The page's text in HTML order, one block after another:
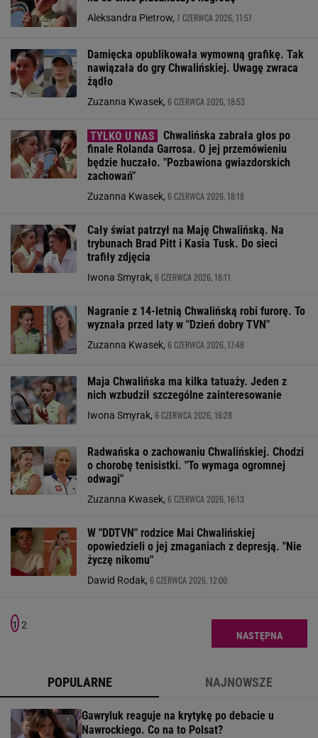
Aleksandra Pietrow, 7 CZERWCA 2026, 11:57
Damięcka opublikowała wymowną grafikę. Tak
nawiązała do gry Chwalińskiej. Uwagę zwraca
żądło
Zuzanna Kwasek, 6 CZERWCA 2026, 18:53
Chwalińska zabrała głos po
finale Rolanda Garrosa. O jej przemówieniu
będzie huczało. "Pozbawiona gwiazdorskich
zachowań"
Zuzanna Kwasek, 6 CZERWCA 2026, 18:18
Cały świat patrzył na Maję Chwalińską. Na
trybunach Brad Pitt i Kasia Tusk. Do sieci
trafiły zdjęcia
Iwona Smyrak, 6 CZERWCA 2026, 18:11
Nagranie z 14-letnią Chwalińską robi furorę. To
wyznała przed laty w "Dzień dobry TVN"
Zuzanna Kwasek, 6 CZERWCA 2026, 17:48
Maja Chwalińska ma kilka tatuaży. Jeden z
nich wzbudził szczególne zainteresowanie
Iwona Smyrak, 6 CZERWCA 2026, 16:28
Radwańska o zachowaniu Chwalińskiej. Chodzi
o chorobę tenisistki. "To wymaga ogromnej
odwagi"
Zuzanna Kwasek, 6 CZERWCA 2026, 16:13
W "DDTVN" rodzice Mai Chwalińskiej
opowiedzieli o jej zmaganiach z depresją. "Nie
życzę nikomu"
Dawid Rodak, 6 CZERWCA 2026, 12:00
1 2
NASTĘPNA
POPULARNE NAJNOWSZE
Gawryluk reaguje na krytykę po debacie u
Nawrockiego. Co na to Polsat?